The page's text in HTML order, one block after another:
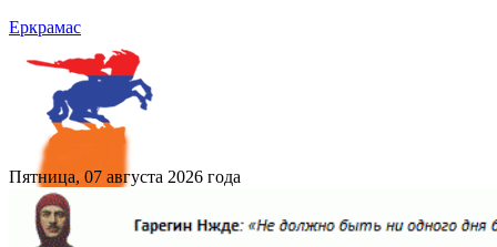
Еркрамас
Пятница, 07 августа 2026 года